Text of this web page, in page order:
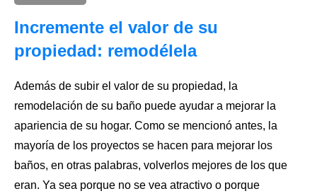
Incremente el valor de su
propiedad: remodélela
Además de subir el valor de su propiedad, la
remodelación de su baño puede ayudar a mejorar la
apariencia de su hogar. Como se mencionó antes, la
mayoría de los proyectos se hacen para mejorar los
baños, en otras palabras, volverlos mejores de los que
eran. Ya sea porque no se vea atractivo o porque